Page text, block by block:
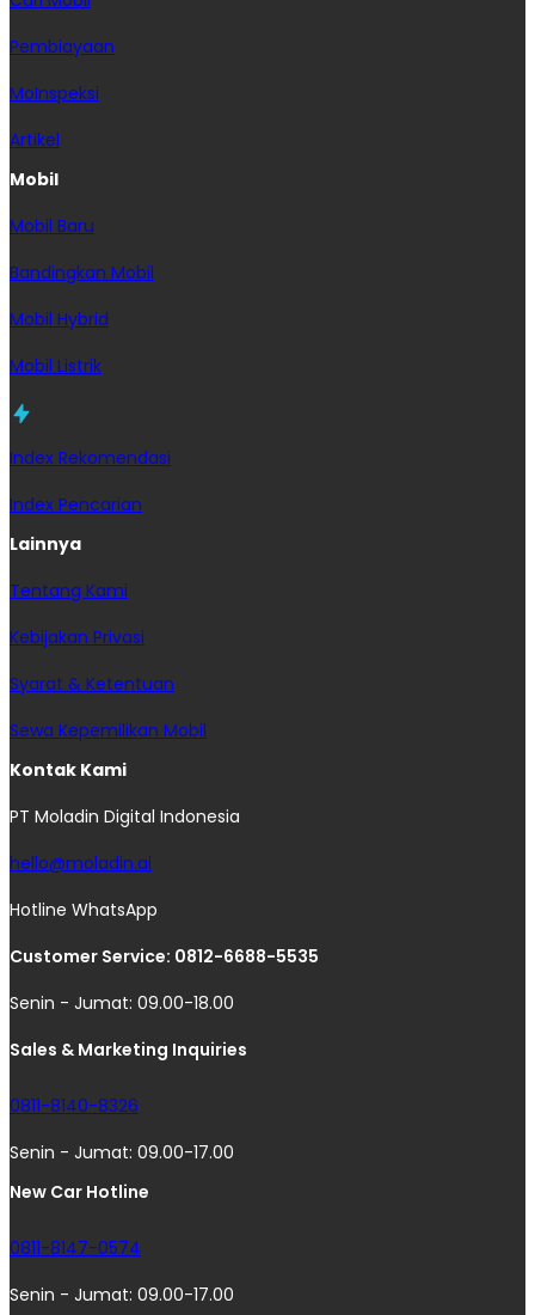
Pembiayaan
MoInspeksi
Artikel
Mobil
Mobil Baru
Bandingkan Mobil
Mobil Hybrid
Mobil Listrik
Index Rekomendasi
Index Pencarian
Lainnya
Tentang Kami
Kebijakan Privasi
Syarat & Ketentuan
Sewa Kepemilikan Mobil
Kontak Kami
PT Moladin Digital Indonesia
hello@moladin.ai
Hotline WhatsApp
Customer Service: 0812-6688-5535
Senin - Jumat: 09.00-18.00
Sales & Marketing Inquiries
0811-8140-8326
Senin - Jumat: 09.00-17.00
New Car Hotline
0811-8147-0574
Senin - Jumat: 09.00-17.00